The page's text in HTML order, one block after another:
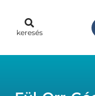
keresés